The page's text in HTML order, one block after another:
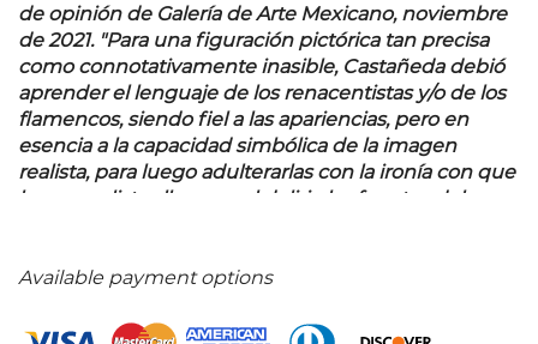
de opinión de Galería de Arte Mexicano, noviembre
de 2021. "Para una figuración pictórica tan precisa
como connotativamente inasible, Castañeda debió
aprender el lenguaje de los renacentistas y/o de los
flamencos, siendo fiel a las apariencias, pero en
esencia a la capacidad simbólica de la imagen
realista, para luego adulterarlas con la ironía con que
los surrealistas llevaron al delirio las fuentes del
película de óleo más sutil, que deja en el cuadro la
hacer verosímil lo natural, nos embarcan en una
Available payment options